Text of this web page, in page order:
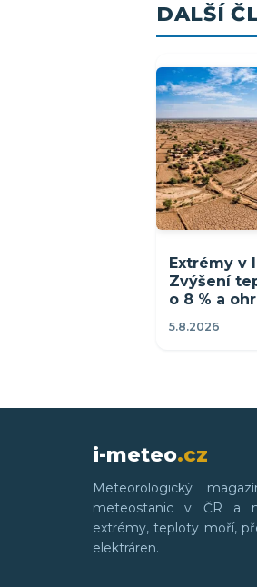
DALŠÍ
Extrémy v
Zvýšení
o 8 % a
5.8.2026
i-meteo.cz
Meteorologický
meteostanic v ČR a
extrémy, teploty moří,
elektráren.